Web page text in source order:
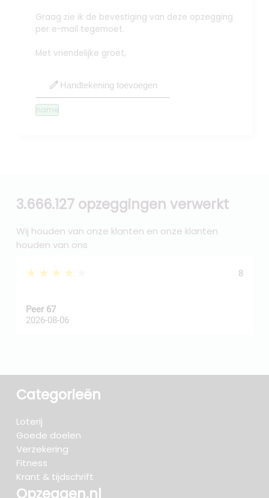
Graag zie ik de bevestiging van deze opzegging
per e-mail tegemoet.
Met vriendelijke groet,
edit Handtekening toevoegen
name
3.666.127 opzeggingen verwerkt
Wij houden van onze klanten en onze klanten
houden van ons
★★★★★ 8
Peer 67
2026-08-06
Categorieën
Loterij
Goede doelen
Verzekering
Fitness
Krant & tijdschrift
Opzeggen.nl